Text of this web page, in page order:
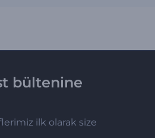
bültenine
ilk olarak size